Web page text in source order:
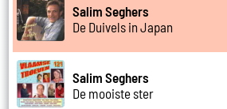
Salim Seghers
De Duivels in Japan
Salim Seghers
De mooiste ster